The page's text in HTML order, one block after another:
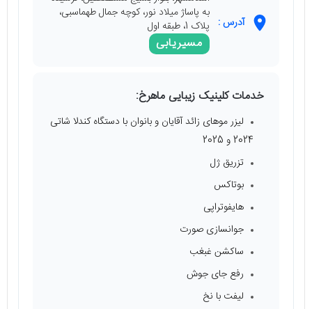
آدرس :
به پاساژ میلاد نور، کوچه جمال طهماسبی،
پلاک 1، طبقه اول
مسیریابی
خدمات کلینیک زیبایی ماهرخ:
لیزر موهای زائد آقایان و بانوان با دستگاه کندلا شاتی
2024 و 2025
تزریق ژل
بوتاکس
هایفوتراپی
جوانسازی صورت
ساکشن غبغب
رفع جای جوش
لیفت با نخ